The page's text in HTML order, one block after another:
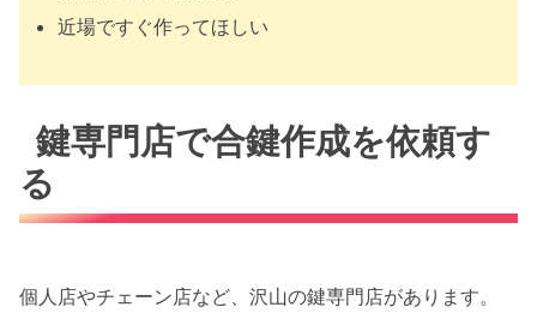
近場ですぐ作ってほしい
鍵専門店で合鍵作成を依頼す
る
個人店やチェーン店など、沢山の鍵専門店があります。